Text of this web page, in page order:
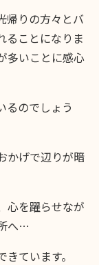
帰りの方々とバ
ることになりま
多いことに感心
るのでしょう
かげで辺りが暗
心を躍らせなが
へ…
ています。